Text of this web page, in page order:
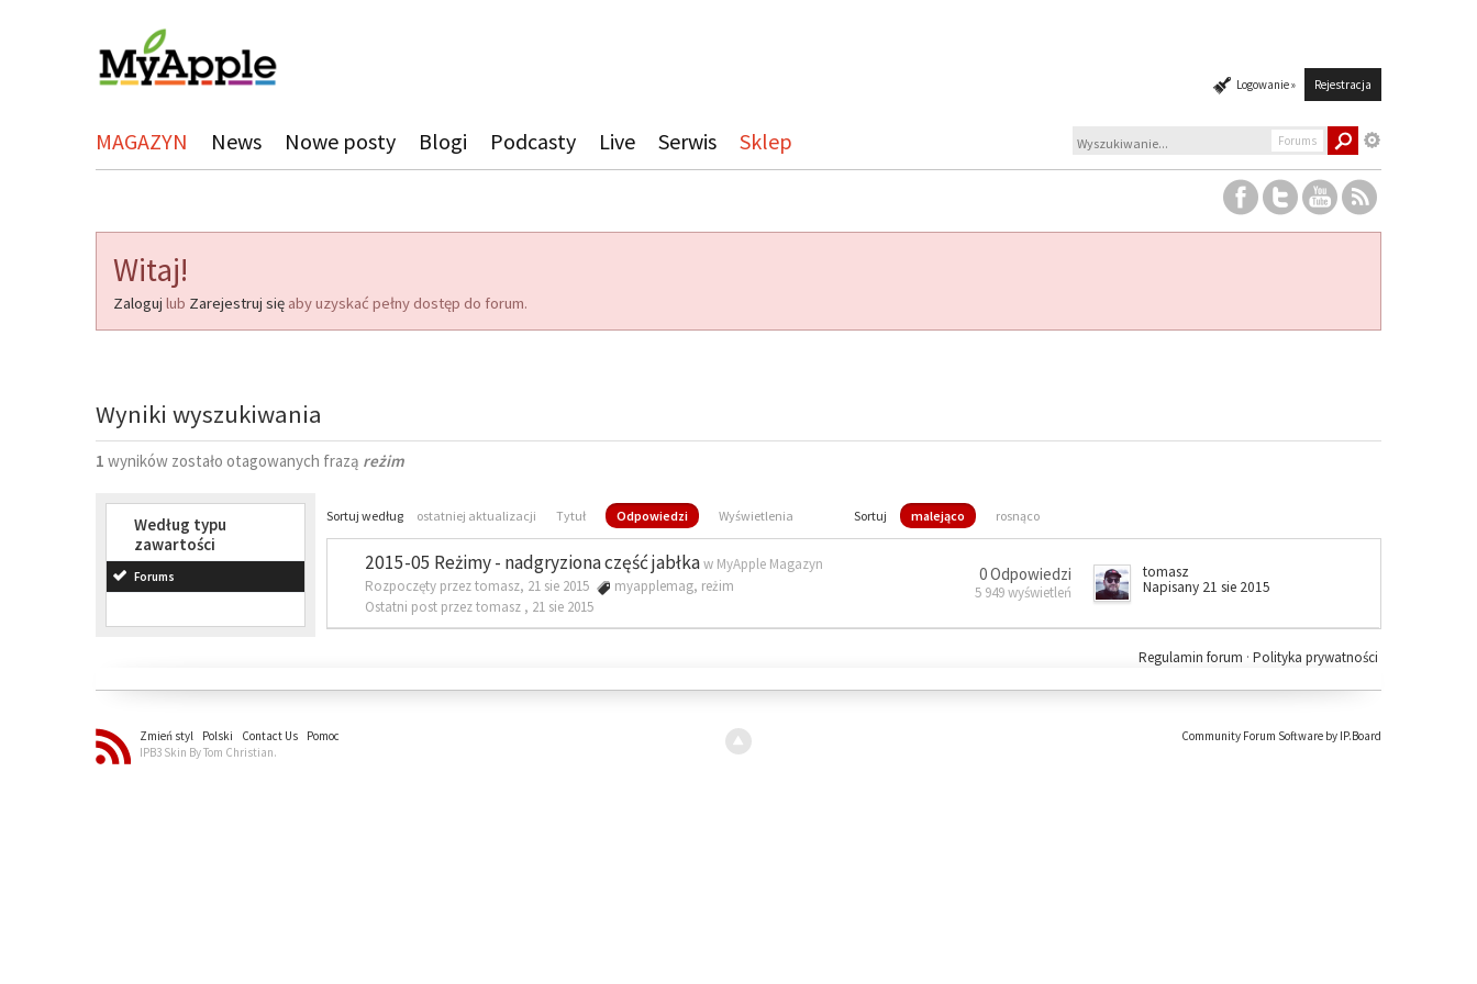
Logowanie » Rejestracja
MAGAZYN News Nowe posty Blogi Podcasty Live Serwis Sklep Forums
Witaj!
Zaloguj lub Zarejestruj się aby uzyskać pełny dostęp do forum.
Wyniki wyszukiwania
1 wyników zostało otagowanych frazą reżim
Według typu
zawartości
Forums
Sortuj według ostatniej aktualizacji Tytuł Odpowiedzi Wyświetlenia Sortuj malejąco rosnąco
2015-05 Reżimy - nadgryziona część jabłkaw MyApple Magazyn
Rozpoczęty przez tomasz, 21 sie 2015
myapplemag, reżim
Ostatni post przez tomasz , 21 sie 2015
0 Odpowiedzi
5 949 wyświetleń
tomasz
Napisany 21 sie 2015
Polityka prywatności
Regulamin forum ·
Zmień styl Polski Contact Us
Pomoc
IPB3 Skin By Tom Christian.
Community Forum Software by IP.Board